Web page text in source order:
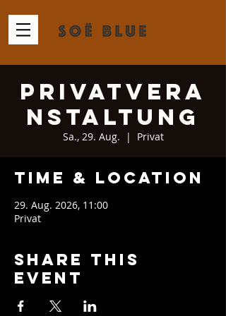
Privatvera
nstaltung
Sa., 29. Aug.
  |
Privat
Time & Location
29. Aug. 2026, 11:00
Privat
Share This
Event